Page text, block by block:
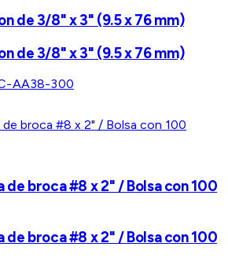
de 3/8" x 3" (9.5 x 76 mm)
de 3/8" x 3" (9.5 x 76 mm)
AA38-300
de broca #8 x 2" / Bolsa con 100
de broca #8 x 2" / Bolsa con 100